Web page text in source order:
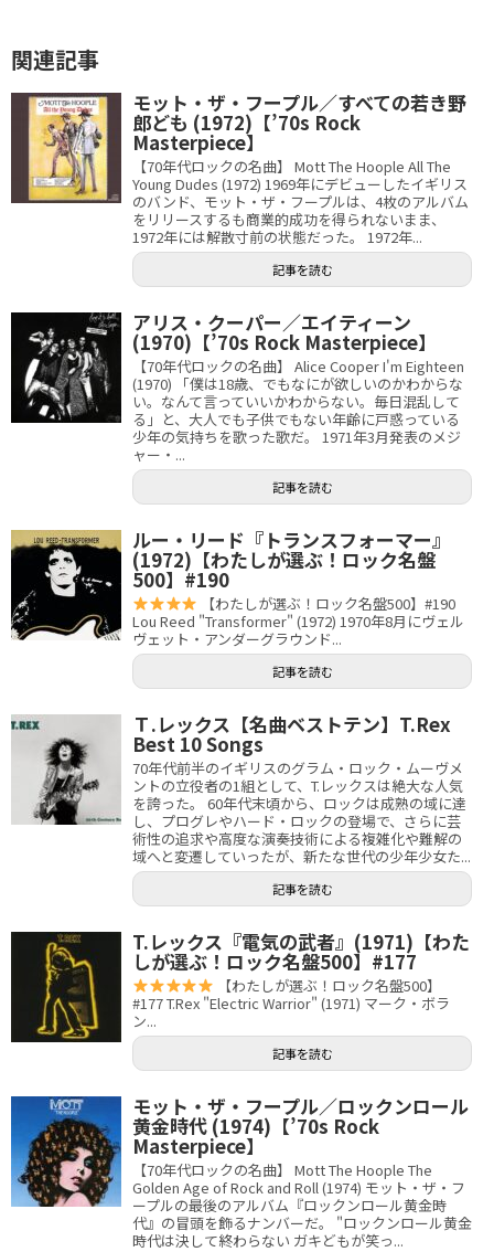
関連記事
モット・ザ・フープル／すべての若き野
郎ども (1972)【’70s Rock
Masterpiece】
【70年代ロックの名曲】 Mott The Hoople All The
Young Dudes (1972) 1969年にデビューしたイギリス
のバンド、モット・ザ・フープルは、4枚のアルバム
をリリースするも商業的成功を得られないまま、
1972年には解散寸前の状態だった。 1972年...
記事を読む
アリス・クーパー／エイティーン
(1970)【’70s Rock Masterpiece】
【70年代ロックの名曲】 Alice Cooper I'm Eighteen
(1970) 「僕は18歳、でもなにが欲しいのかわからな
い。なんて言っていいかわからない。毎日混乱して
る」と、大人でも子供でもない年齢に戸惑っている
少年の気持ちを歌った歌だ。 1971年3月発表のメジ
ャー・...
記事を読む
ルー・リード『トランスフォーマー』
(1972)【わたしが選ぶ！ロック名盤
500】#190
【わたしが選ぶ！ロック名盤500】#190
Lou Reed "Transformer" (1972) 1970年8月にヴェル
ヴェット・アンダーグラウンド...
記事を読む
Ｔ.レックス【名曲ベストテン】T.Rex
Best 10 Songs
70年代前半のイギリスのグラム・ロック・ムーヴメ
ントの立役者の1組として、T.レックスは絶大な人気
を誇った。 60年代末頃から、ロックは成熟の域に達
し、プログレやハード・ロックの登場で、さらに芸
術性の追求や高度な演奏技術による複雑化や難解の
域へと変遷していったが、新たな世代の少年少女た...
記事を読む
T.レックス『電気の武者』(1971)【わた
しが選ぶ！ロック名盤500】#177
【わたしが選ぶ！ロック名盤500】
#177 T.Rex "Electric Warrior" (1971) マーク・ボラ
ン...
記事を読む
モット・ザ・フープル／ロックンロール
黄金時代 (1974)【’70s Rock
Masterpiece】
【70年代ロックの名曲】 Mott The Hoople The
Golden Age of Rock and Roll (1974) モット・ザ・フ
ープルの最後のアルバム『ロックンロール黄金時
代』の冒頭を飾るナンバーだ。 "ロックンロール黄金
時代は決して終わらない ガキどもが笑っ...